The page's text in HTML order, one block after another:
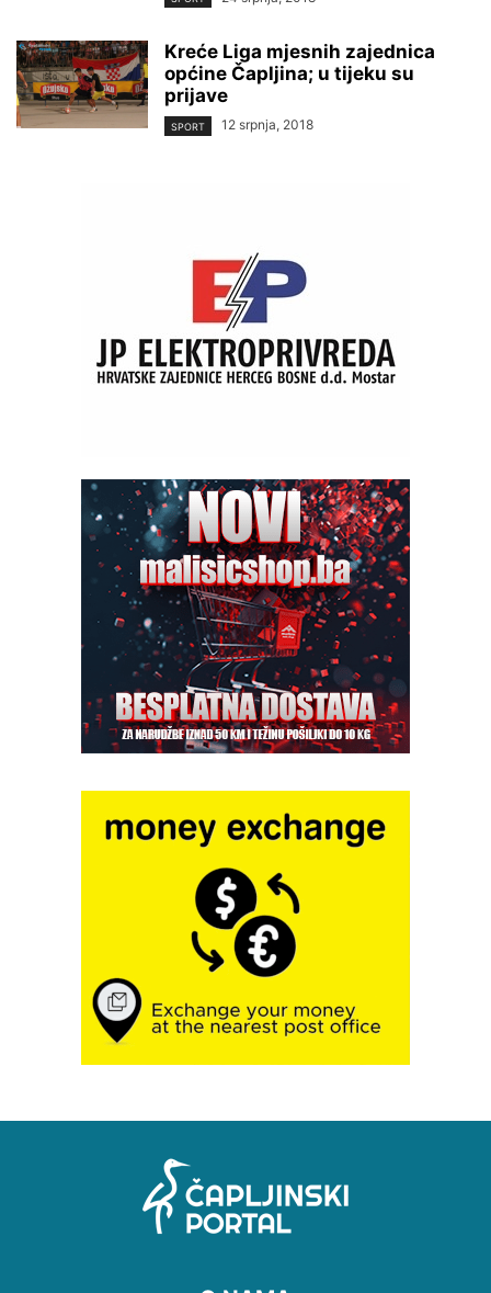
Kreće Liga mjesnih zajednica
općine Čapljina; u tijeku su
prijave
SPORT 12 srpnja, 2018